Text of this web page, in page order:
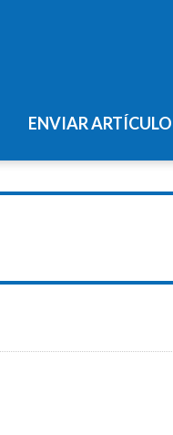
ENVIAR ARTÍCULO